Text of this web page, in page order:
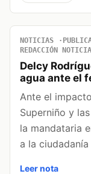
NOTICIAS
REDACCIÓN
Delcy
agua ante el
Ante el
Superniño y
la mandataria
a la
Leer nota